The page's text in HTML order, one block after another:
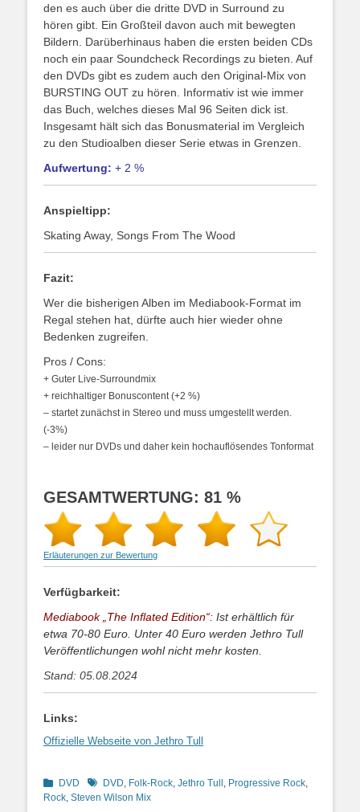
den es auch über die dritte DVD in Surround zu
hören gibt. Ein Großteil davon auch mit bewegten
Bildern. Darüberhinaus haben die ersten beiden CDs
noch ein paar Soundcheck Recordings zu bieten. Auf
den DVDs gibt es zudem auch den Original-Mix von
BURSTING OUT zu hören. Informativ ist wie immer
das Buch, welches dieses Mal 96 Seiten dick ist.
Insgesamt hält sich das Bonusmaterial im Vergleich
zu den Studioalben dieser Serie etwas in Grenzen.
Aufwertung: + 2 %
Anspieltipp:
Skating Away, Songs From The Wood
Fazit:
Wer die bisherigen Alben im Mediabook-Format im
Regal stehen hat, dürfte auch hier wieder ohne
Bedenken zugreifen.
Pros / Cons:
+ Guter Live-Surroundmix
+ reichhaltiger Bonuscontent (+2 %)
– startet zunächst in Stereo und muss umgestellt werden.
(-3%)
– leider nur DVDs und daher kein hochauflösendes Tonformat
GESAMTWERTUNG: 81 %
Erläuterungen zur Bewertung
Verfügbarkeit:
Mediabook „The Inflated Edition“: Ist erhältlich für
etwa 70-80 Euro. Unter 40 Euro werden Jethro Tull
Veröffentlichungen wohl nicht mehr kosten.
Stand: 05.08.2024
Links:
Offizielle Webseite von Jethro Tull
Kategorien
DVD Schlagworte
DVD Folk-Rock Jethro Tull Progressive Rock
Rock Steven Wilson Mix